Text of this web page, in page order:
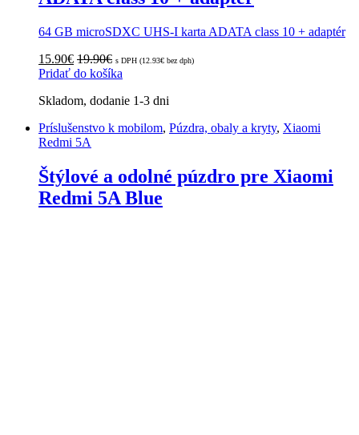
64 GB microSDXC UHS-I karta ADATA class 10 + adaptér
15.90€ 19.90€ s DPH (12.93€ bez dph)
Pridať do košíka
Skladom, dodanie 1-3 dni
Príslušenstvo k mobilom, Púzdra, obaly a kryty, Xiaomi
Redmi 5A
Štýlové a odolné púzdro pre Xiaomi
Redmi 5A Blue